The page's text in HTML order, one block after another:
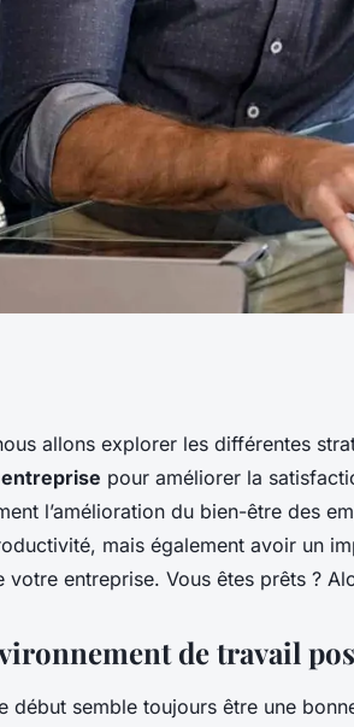
la
dans
allons explorer les différentes
pour améliorer la
l’amélioration du bien-être des
mais également avoir un
votre entreprise. Vous êtes prêts ?
de travail
début semble toujours être une